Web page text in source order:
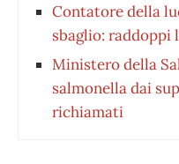
Contatore della
sbaglio: raddoppi
Ministero della
salmonella dai
richiamati